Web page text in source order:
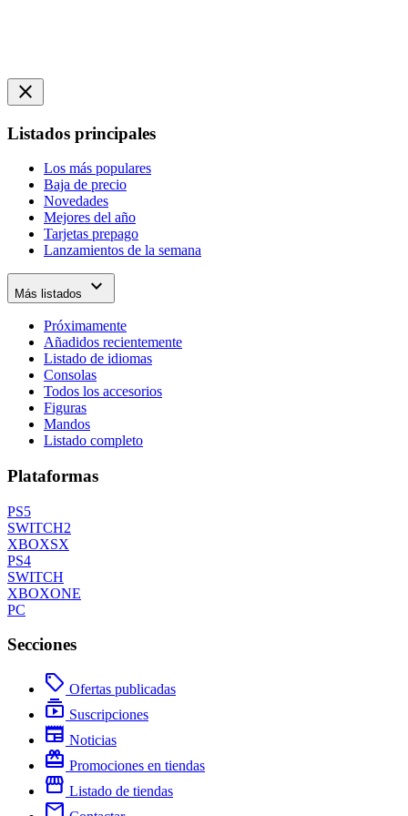
close
Listados principales
Los más populares
Baja de precio
Novedades
Mejores del año
Tarjetas prepago
Lanzamientos de la semana
Más listados expand_more
Próximamente
Añadidos recientemente
Listado de idiomas
Consolas
Todos los accesorios
Figuras
Mandos
Listado completo
Plataformas
PS5
SWITCH2
XBOXSX
PS4
SWITCH
XBOXONE
PC
Secciones
local_offer Ofertas publicadas
subscriptions Suscripciones
newspaper Noticias
redeem Promociones en tiendas
storefront Listado de tiendas
mail